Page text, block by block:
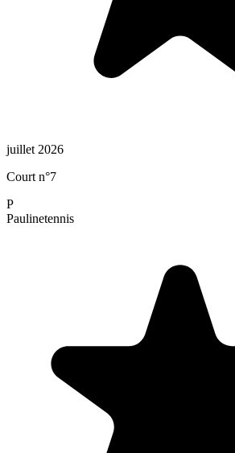
juillet 2026
Court n°7
P
Paulinetennis